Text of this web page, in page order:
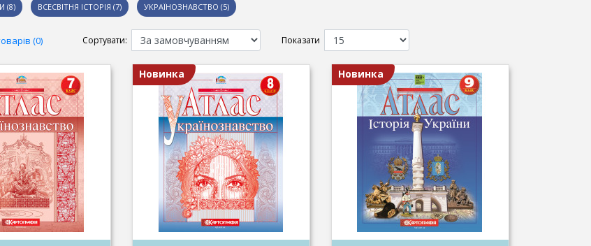
(8) ВСЕСВІТНЯ ІСТОРІЯ (7) УКРАЇНОЗНАВСТВО (5)
(0) Сортувати: Показати
Новинка Новинка